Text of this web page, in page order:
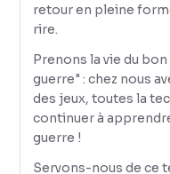
retour en pleine
rire.
Prenons la vie du
guerre" : chez nous
des jeux, toutes la
continuer à
guerre !
Servons-nous de ce